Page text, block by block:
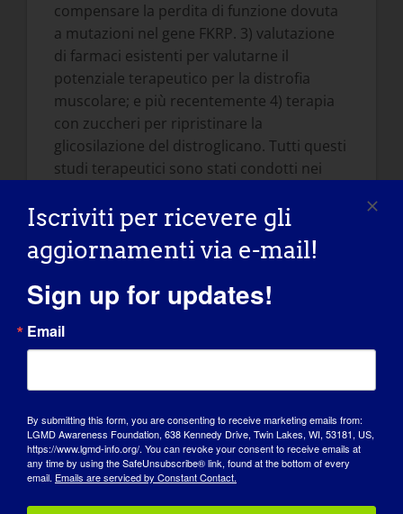
compensare la perdita di funzione dovuta
a mutazioni nel gene FKRP. 3) valutazione
di farmaci esistenti per valutarne il
potenziale terapeutico per la distrofia
muscolare; e più recentemente 4) terapia
con zuccheri per ripristinare la
glicosilazione del distroglicano. Tutti questi
studi terapeutici sono stati condotti nei
contenenti le mutazioni identificate nei
pazienti e con manifestazioni della malattia
simili a quelle osservate in clinica.
In che modo il suo lavoro aiuterà i
pazienti? È di natura più scientifica o
programmi di ricerca sono di natura
traslazionale e si concentrano in
particolare sullo sviluppo di terapie. Come
Iscriviti per ricevere gli
aggiornamenti via e-mail!
Sign up for updates!
Email
By submitting this form, you are consenting to receive marketing emails from:
LGMD Awareness Foundation, 638 Kennedy Drive, Twin Lakes, WI, 53181, US,
https://www.lgmd-info.org/. You can revoke your consent to receive emails at
any time by using the SafeUnsubscribe® link, found at the bottom of every
email. Emails are serviced by Constant Contact.